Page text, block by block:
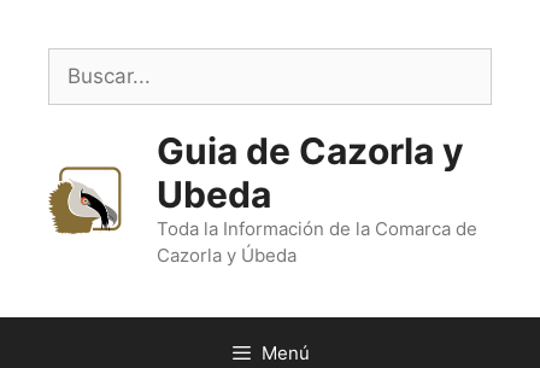
contenido
Buscar:
Guia de Cazorla y
Ubeda
Toda la Información de la Comarca de
Cazorla y Úbeda
Menú